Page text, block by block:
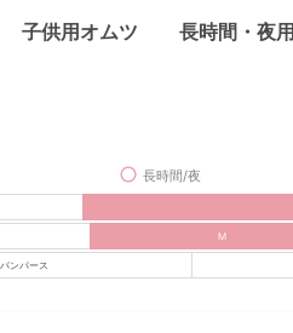
子供用オムツ 長時間・夜用
長時間/夜
M
パンパース